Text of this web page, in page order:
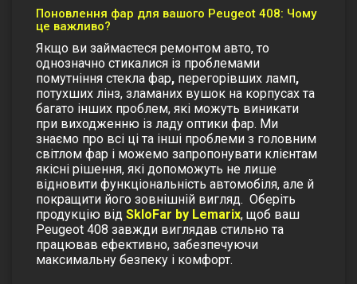
Поновлення фар для вашого Peugeot 408: Чому
це важливо?
Якщо ви займаєтеся ремонтом авто, то
однозначно стикалися із проблемами
помутніння стекла фар, перегорівших ламп,
потухших лінз, зламаних вушок на корпусах та
багато інших проблем, які можуть виникати
при виходженню із ладу оптики фар. Ми
знаємо про всі ці та інші проблеми з головним
світлом фар і можемо запропонувати клієнтам
якісні рішення, які допоможуть не лише
відновити функціональність автомобіля, але й
покращити його зовнішній вигляд. Оберіть
продукцію від SkloFar by Lemarix, щоб ваш
Peugeot 408 завжди виглядав стильно та
працював ефективно, забезпечуючи
максимальну безпеку і комфорт.